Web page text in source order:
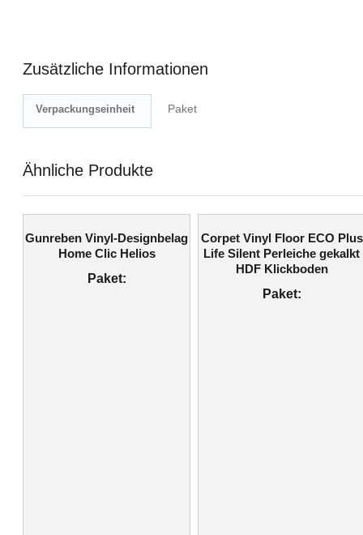
Zusätzliche Informationen
Verpackungseinheit Paket
Ähnliche Produkte
Gunreben Vinyl-Designbelag
Home Clic Helios
Paket:
Corpet Vinyl Floor ECO Plus
Life Silent Perleiche gekalkt
HDF Klickboden
Paket: